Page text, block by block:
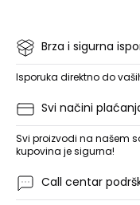
Brza i sigurna
Isporuka direktno do
Svi načini
Svi proizvodi na našem
kupovina je sigurna!
Call centar